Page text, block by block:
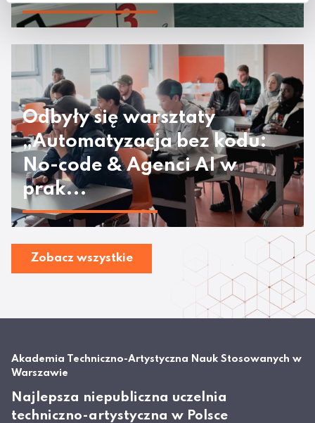
Odbyły się warsztaty
„Automatyzacja bez kodu:
No-code & Agenci AI w
prak...
Zobacz wszystkie
Akademia Techniczno-Artystyczna Nauk Stosowanych w
Warszawie
Najlepsza niepubliczna uczelnia
techniczno-artystyczna w Polsce